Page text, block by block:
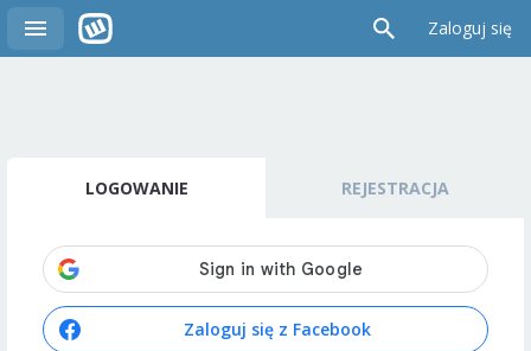
Zaloguj się
LOGOWANIE REJESTRACJA
Zaloguj się z Facebook